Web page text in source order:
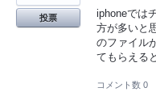
iphoneでは
方が多いと
のファイル
てもらえる
投票
コメント数 0